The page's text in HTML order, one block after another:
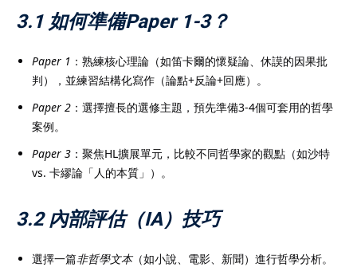
3.1 如何準備Paper 1-3？
Paper 1 ：熟練核心理論（如笛卡爾的懷疑論、休謨的因果批
判），並練習結構化寫作（論點+反論+回應）。
Paper 2 ：選擇擅長的選修主題，預先準備3-4個可套用的哲學
案例。
Paper 3 ：聚焦HL擴展單元，比較不同哲學家的觀點（如沙特
vs. 卡繆論「人的本質」）。
3.2 內部評估（IA）技巧
選擇一篇非哲學文本（如小說、電影、新聞）進行哲學分析。